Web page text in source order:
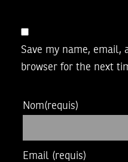
Save my name, email,
browser for the next
Nom(requis)
Email (requis)